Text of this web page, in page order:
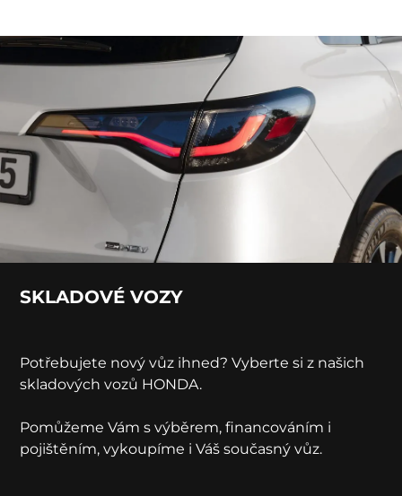
SKLADOVÉ VOZY
Potřebujete nový vůz ihned? Vyberte si z našich
skladových vozů HONDA.
Pomůžeme Vám s výběrem, financováním i
pojištěním, vykoupíme i Váš současný vůz.